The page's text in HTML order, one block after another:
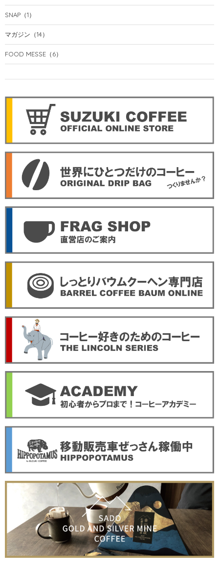
SNAP （1）
マガジン （14）
FOOD MESSE （6）